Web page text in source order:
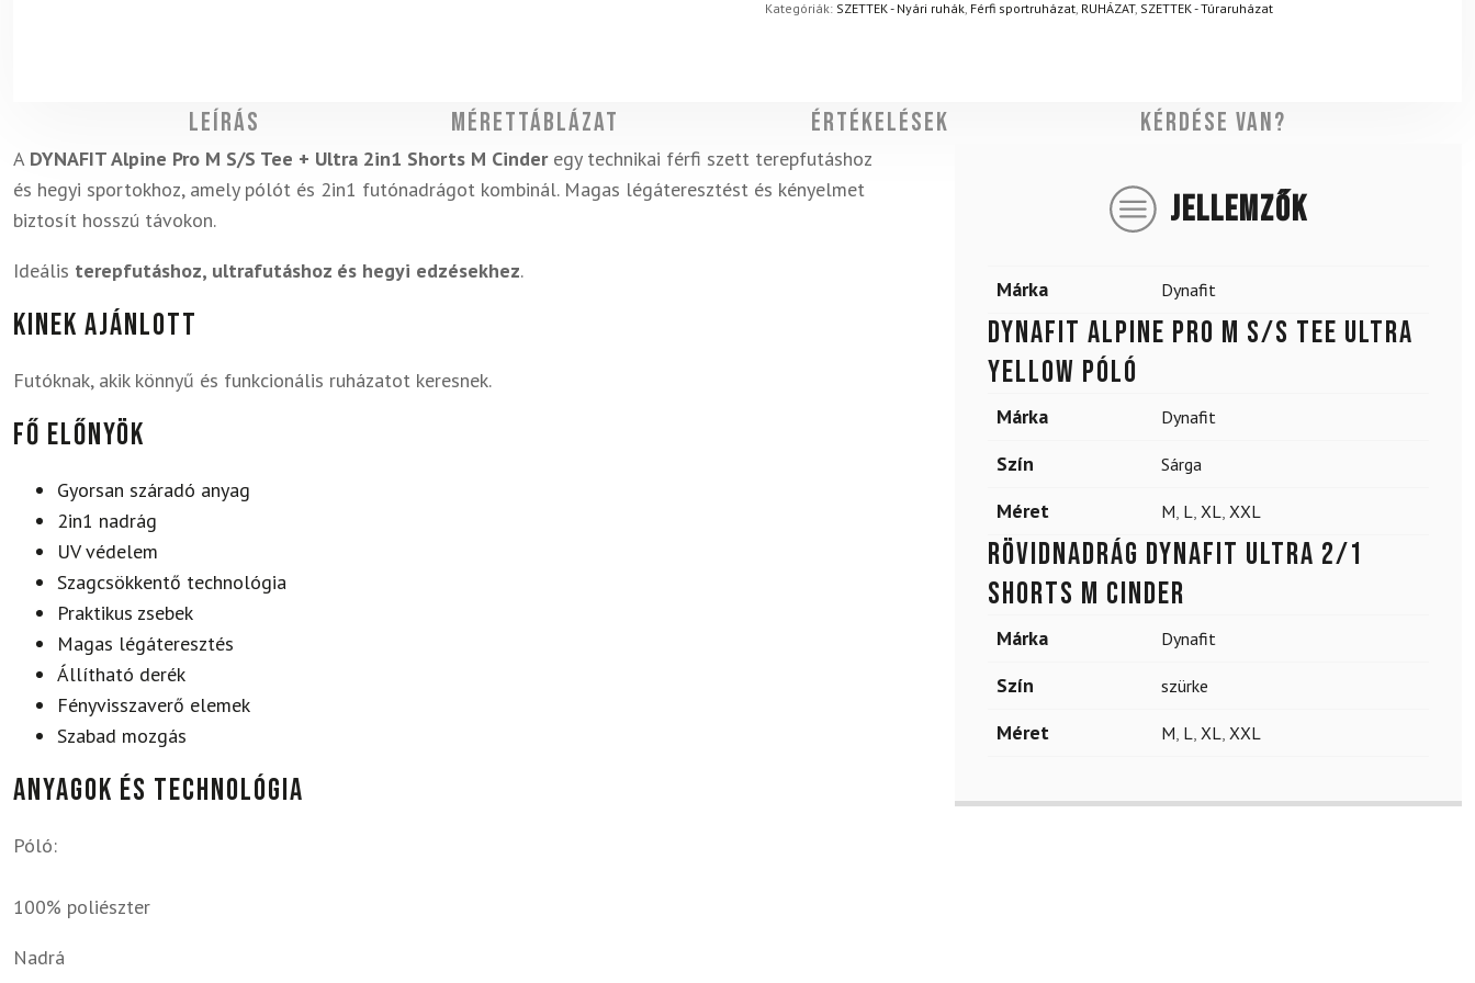
Cinder
Kategóriák: SZETTEK - Nyári ruhák, Férfi sportruházat, RUHÁZAT, SZETTEK - Túraruházat
Leírás Mérettáblázat Értékelések Kérdése van?
A DYNAFIT Alpine Pro M S/S Tee + Ultra 2in1 Shorts M Cinderegy technikai férfi szett terepfutáshoz
és hegyi sportokhoz, amely pólót és 2in1 futónadrágot kombinál. Magas légáteresztést és kényelmet
biztosít hosszú távokon.
Ideális terepfutáshoz, ultrafutáshoz és hegyi edzésekhez.
Kinek ajánlott
Futóknak, akik könnyű és funkcionális ruházatot keresnek.
Fő előnyök
Gyorsan száradó anyag
2in1 nadrág
UV védelem
Szagcsökkentő technológia
Praktikus zsebek
Magas légáteresztés
Állítható derék
Fényvisszaverő elemek
Szabad mozgás
Anyagok és technológia
Póló:
100% poliészter
Nadrá
JELLEMZŐK
Márka Dynafit
DYNAFIT Alpine Pro M S/S Tee Ultra
Yellow póló
Márka Dynafit
Szín Sárga
Méret M, L, XL, XXL
Rövidnadrág DYNAFIT Ultra 2/1
Shorts M Cinder
Márka Dynafit
Szín szürke
Méret M, L, XL, XXL